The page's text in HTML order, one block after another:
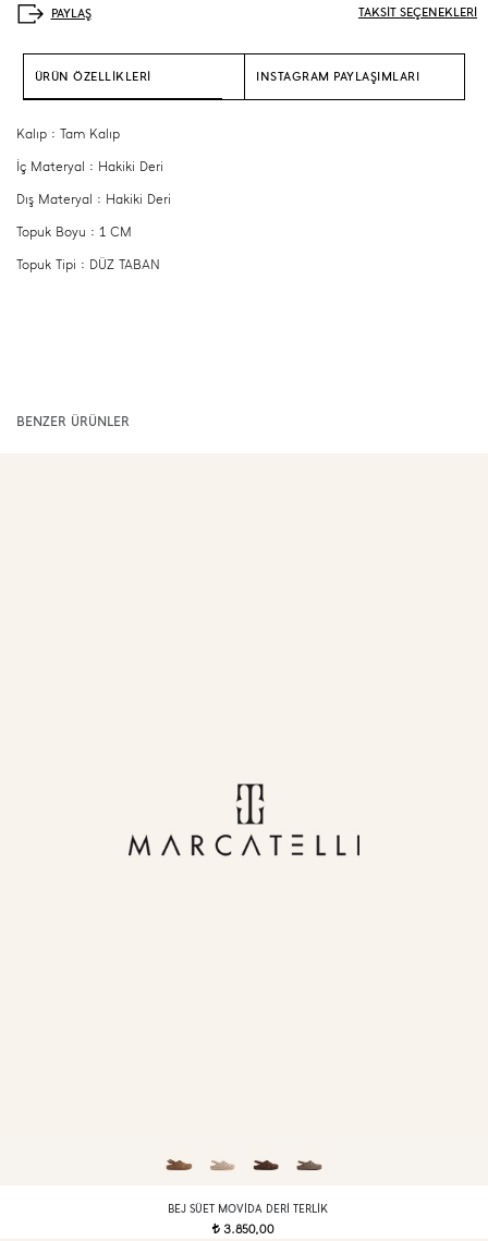
TAKSİT SEÇENEKLERİ
ÜRÜN ÖZELLİKLERİ INSTAGRAM PAYLAŞIMLARI
Kalıp : Tam Kalıp
İç Materyal : Hakiki Deri
Dış Materyal : Hakiki Deri
Topuk Boyu : 1 CM
Topuk Tipi : DÜZ TABAN
BENZER ÜRÜNLER
BEJ SÜET MOVIDA DERI TERLIK
t3.850,00